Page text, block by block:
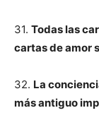
31. Todas las
cartas de amor
32. La
más antiguo